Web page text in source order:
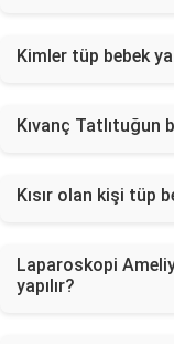
Kimler tüp bebek
Kıvanç Tatlıtuğun
Kısır olan kişi tüp
Laparoskopi
yapılır?